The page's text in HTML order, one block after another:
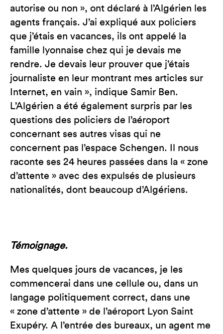
autorise ou non », ont déclaré à l’Algérien les
agents français. J’ai expliqué aux policiers
que j’étais en vacances, ils ont appelé la
famille lyonnaise chez qui je devais me
rendre. Je devais leur prouver que j’étais
journaliste en leur montrant mes articles sur
Internet, en vain », indique Samir Ben.
L’Algérien a été également surpris par les
questions des policiers de l’aéroport
concernant ses autres visas qui ne
concernent pas l’espace Schengen. Il nous
raconte ses 24 heures passées dans la « zone
d’attente » avec des expulsés de plusieurs
nationalités, dont beaucoup d’Algériens.
Témoignage.
Mes quelques jours de vacances, je les
commencerai dans une cellule ou, dans un
langage politiquement correct, dans une
« zone d’attente » de l’aéroport Lyon Saint
Exupéry. A l’entrée des bureaux, un agent me